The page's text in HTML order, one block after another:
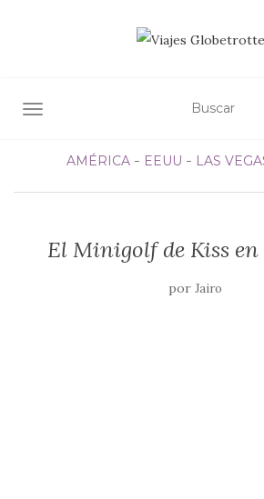
ALTERNAR NAVEGACIÓN
AMÉRICA EEUU LAS
El Minigolf de Kiss en
por Jairo